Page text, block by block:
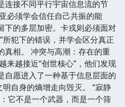
连接不同平行宇宙信息流的节
必须学会信任自己共振的能
下的多层加密。卡戎则必须面对
所犯下的错误，并学会区分真正
真相。 冲突与高潮：存在的重
来越接近“创世核心”，他们发现
自愿进入了一种基于信息层面的
明自身的熵增走向毁灭。 “寂静
它不是一个武器，而是一个筛